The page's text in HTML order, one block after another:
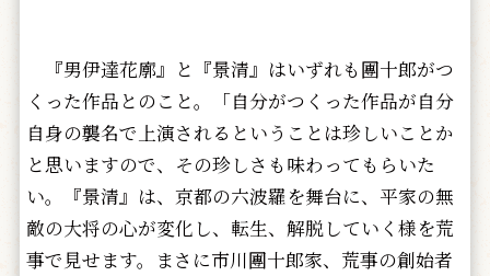
『男伊達花廓』と『景清』はいずれも團十郎がつ
くった作品とのこと。「自分がつくった作品が自分
自身の襲名で上演されるということは珍しいことか
と思いますので、その珍しさも味わってもらいた
い。『景清』は、京都の六波羅を舞台に、平家の無
敵の大将の心が変化し、転生、解脱していく様を荒
事で見せます。まさに市川團十郎家、荒事の創始者